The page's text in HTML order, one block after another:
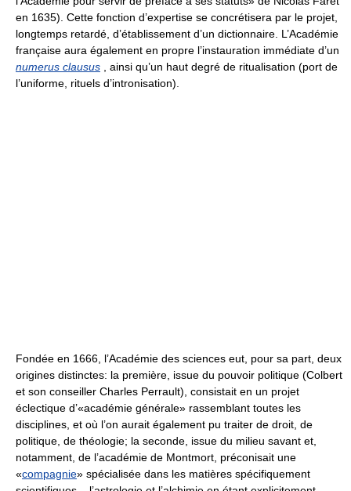
en 1635). Cette fonction d’expertise se concrétisera par le projet,
longtemps retardé, d’établissement d’un dictionnaire. L’Académie
française aura également en propre l’instauration immédiate d’un
numerus clausus , ainsi qu’un haut degré de ritualisation (port de
l’uniforme, rituels d’intronisation).
Fondée en 1666, l’Académie des sciences eut, pour sa part, deux
origines distinctes: la première, issue du pouvoir politique (Colbert
et son conseiller Charles Perrault), consistait en un projet
éclectique d’«académie générale» rassemblant toutes les
disciplines, et où l’on aurait également pu traiter de droit, de
politique, de théologie; la seconde, issue du milieu savant et,
notamment, de l’académie de Montmort, préconisait une
«compagnie» spécialisée dans les matières spécifiquement